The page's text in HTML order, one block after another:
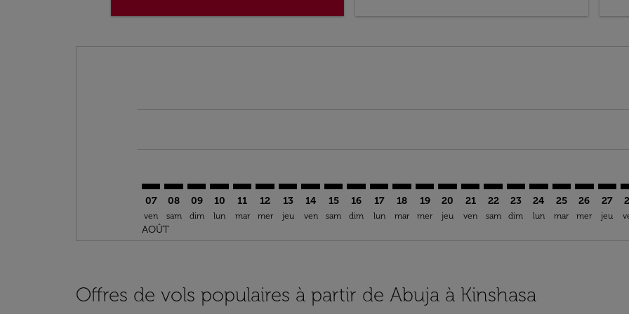
07
ven
AOÛT
08
sam
09
dim
10
lun
11
mar
12
mer
13
jeu
14
ven
15
sam
16
dim
17
lun
18
mar
19
mer
ABV–FIH: cmp-view-offers-
20
jeu
ABV–FIH: cmp-view-offers-
21
ven
ABV–FIH: cmp-view-
22
sam
ABV–FIH: cmp-view-
23
dim
ABV–FIH: cmp-
24
lun
ABV–FIH:
25
mar
26
mer
27
jeu
Offres de vols populaires à partir de Abuja à Kinshasa